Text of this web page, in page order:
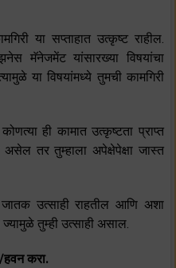
या सप्ताहात उत्कृष्ट राहील.
मॅनेजमेंट यांसारख्या विषयांचा
या विषयांमध्ये तुमची कामगिरी
ही कामात उत्कृष्टता प्राप्त
तर तुम्हाला अपेक्षेपेक्षा जास्त
उत्साही राहतील आणि अशा
तुम्ही उत्साही असाल.
हवन करा.